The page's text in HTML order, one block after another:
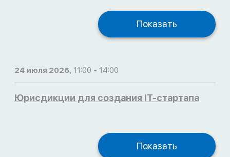
Показать
24 июля 2026, 11:00 - 14:00
Юрисдикции для создания IT-стартапа
Показать